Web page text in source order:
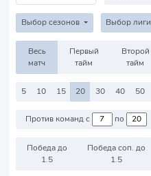
Выбор сезонов Выбор лиги
Весь
матч
Первый
тайм
Второй
тайм
5 10 15 20 30 40 50
Против команд с по
Победа до
1.5
Победа соп. до
1.5